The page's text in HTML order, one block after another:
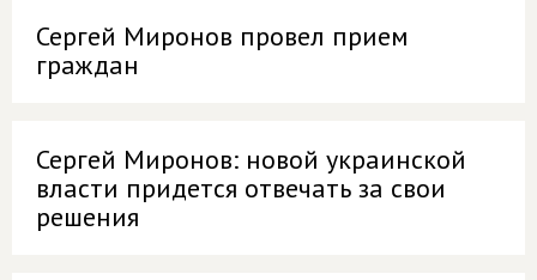
Сергей Миронов провел прием
граждан
Сергей Миронов: новой украинской
власти придется отвечать за свои
решения